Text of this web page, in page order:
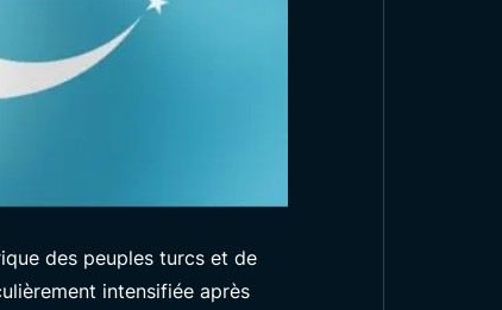
des peuples turcs et de
intensifiée après